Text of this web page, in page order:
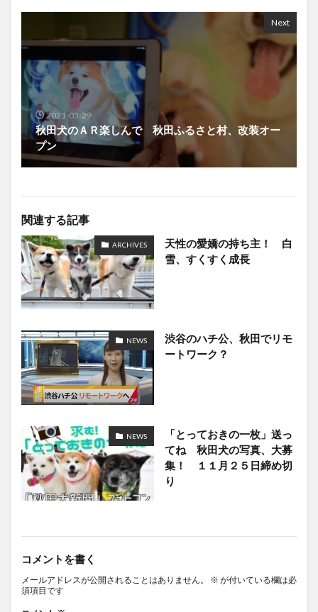
Next
2021-03-29
秋田犬のＡＲ楽しんで 秋田ふるさと村、改装オー
プン
関連する記事
ARCHIVES
天性の愛嬌の持ち主！ 白
雪、すくすく成長
NEWS
渋谷のハチ公、秋田でリモ
ートワーク？
NEWS
「とっておきの一枚」送っ
てね 秋田犬の写真、大募
集！ １１月２５日締め切
り
コメントを書く
メールアドレスが公開されることはありません。 ※ が付いている欄は必
須項目です